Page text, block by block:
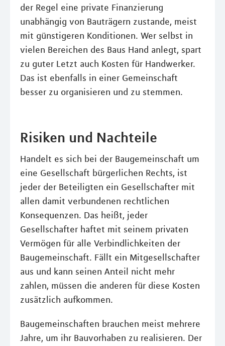
der Regel eine private Finanzierung
unabhängig von Bauträgern zustande, meist
mit günstigeren Konditionen. Wer selbst in
vielen Bereichen des Baus Hand anlegt, spart
zu guter Letzt auch Kosten für Handwerker.
Das ist ebenfalls in einer Gemeinschaft
besser zu organisieren und zu stemmen.
Risiken und Nachteile
Handelt es sich bei der Baugemeinschaft um
eine Gesellschaft bürgerlichen Rechts, ist
jeder der Beteiligten ein Gesellschafter mit
allen damit verbundenen rechtlichen
Konsequenzen. Das heißt, jeder
Gesellschafter haftet mit seinem privaten
Vermögen für alle Verbindlichkeiten der
Baugemeinschaft. Fällt ein Mitgesellschafter
aus und kann seinen Anteil nicht mehr
zahlen, müssen die anderen für diese Kosten
zusätzlich aufkommen.
Baugemeinschaften brauchen meist mehrere
Jahre, um ihr Bauvorhaben zu realisieren. Der